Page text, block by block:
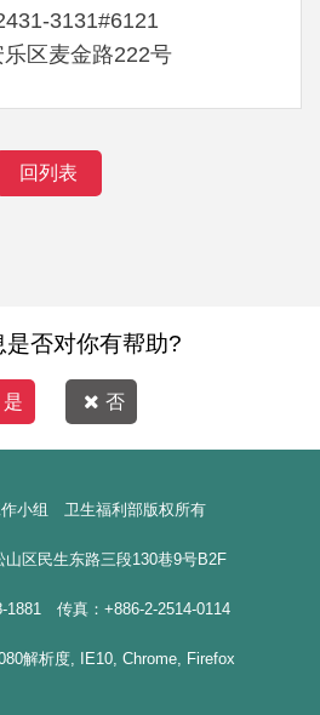
3131#6121
区麦金路222号
回列表
是否对你有帮助?
是 否
作小组 卫生福利部版权所有
山区民生东路三段130巷9号B2F
1881 传真：+886-2-2514-0114
解析度, IE10, Chrome, Firefox